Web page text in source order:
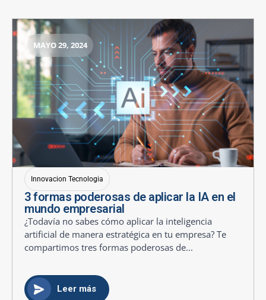
MAYO 29, 2024
Innovacion Tecnologia
3 formas poderosas de aplicar la IA en el
mundo empresarial
¿Todavía no sabes cómo aplicar la inteligencia
artificial de manera estratégica en tu empresa? Te
compartimos tres formas poderosas de...
Leer más